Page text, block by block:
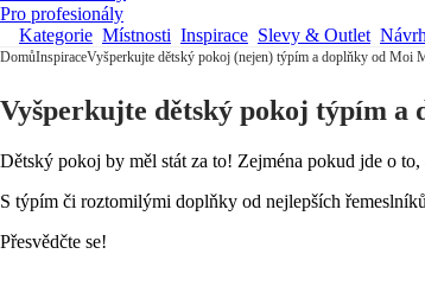
Pro profesionály
Kategorie Místnosti Inspirace Slevy & Outlet
DomůInspiraceVyšperkujte dětský pokoj (nejen) týpím a doplňky od Moi
Vyšperkujte dětský pokoj týpím
Dětský pokoj by měl stát za to! Zejména pokud jde o
S týpím či roztomilými doplňky od nejlepších
Přesvědčte se!